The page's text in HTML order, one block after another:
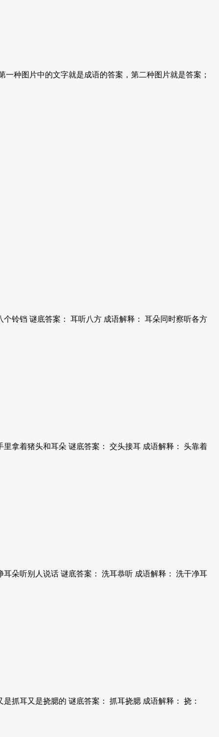
种图片中的文字就是成语的答案，第二种图片就是答案；
铃铛 谜底答案： 耳听八方 成语解释： 耳朵同时察听各方
拿着猪头和耳朵 谜底答案： 交头接耳 成语解释： 头靠着
朵听别人说话 谜底答案： 洗耳恭听 成语解释： 洗干净耳
抓耳又是挠腮的 谜底答案： 抓耳挠腮 成语解释： 挠：